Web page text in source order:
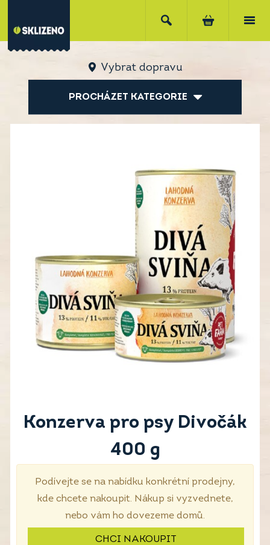
Vybrat dopravu
PROCHÁZET KATEGORIE
Konzerva pro psy Divočák
400 g
Podívejte se na nabídku konkrétní prodejny,
kde chcete nakoupit. Nákup si vyzvednete,
nebo vám ho dovezeme domů.
CHCI NAKOUPIT